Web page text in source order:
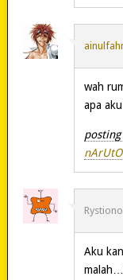
wah
apa
Rystiono
Aku